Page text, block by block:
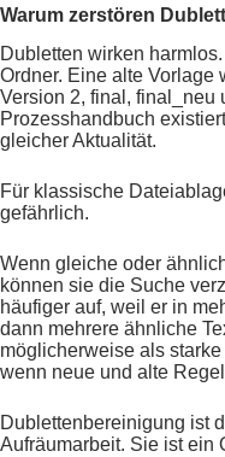
Warum zerstören
Dubletten wirken
Ordner. Eine alte Vorlage
Version 2, final, final_neu
Prozesshandbuch
gleicher Aktualität.
Für klassische
gefährlich.
Wenn gleiche oder
können sie die Suche
häufiger auf, weil er in
dann mehrere ähnliche
möglicherweise als
wenn neue und alte
Dublettenbereinigung ist
Aufräumarbeit. Sie ist ein